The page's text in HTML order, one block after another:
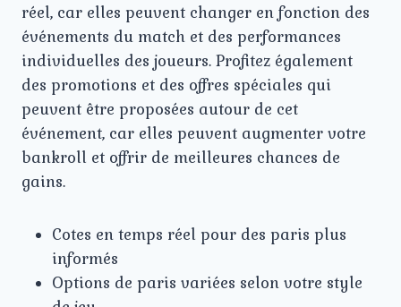
réel, car elles peuvent changer en fonction des
événements du match et des performances
individuelles des joueurs. Profitez également
des promotions et des offres spéciales qui
peuvent être proposées autour de cet
événement, car elles peuvent augmenter votre
bankroll et offrir de meilleures chances de
gains.
Cotes en temps réel pour des paris plus
informés
Options de paris variées selon votre style